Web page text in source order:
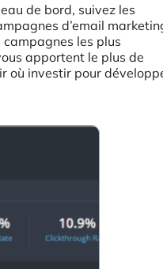
de bord, suivez les
d’email
les plus
apportent le plus de
où investir pour